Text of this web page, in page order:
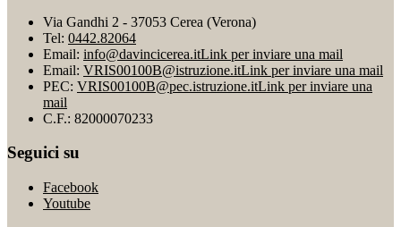
Via Gandhi 2 - 37053 Cerea (Verona)
Tel: 0442.82064
Email: info@davincicerea.itLink per inviare una mail
Email: VRIS00100B@istruzione.itLink per inviare una mail
PEC: VRIS00100B@pec.istruzione.itLink per inviare una
mail
C.F.: 82000070233
Seguici su
Facebook
Youtube